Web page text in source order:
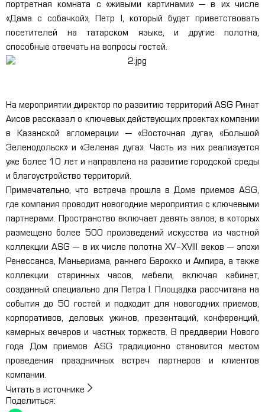
портретная комната с «живыми картинами» — в их числе
«Дама с собачкой», Петр I, который будет приветствовать
посетителей на татарском языке, и другие полотна,
способные отвечать на вопросы гостей.
На мероприятии директор по развитию территорий ASG Ринат
Аисов рассказал о ключевых действующих проектах компании
в Казанской агломерации — «Восточная дуга», «Большой
Зеленодольск» и «Зеленая дуга». Часть из них реализуется
уже более 10 лет и направлена на развитие городской среды
и благоустройство территорий.
Примечательно, что встреча прошла в Доме приемов ASG,
где компания проводит новогодние мероприятия с ключевыми
партнерами. Пространство включает девять залов, в которых
размещено более 500 произведений искусства из частной
коллекции ASG — в их числе полотна XV–XVIII веков — эпохи
Ренессанса, Маньеризма, раннего Барокко и Ампира, а также
коллекции старинных часов, мебели, включая кабинет,
созданный специально для Петра I. Площадка рассчитана на
события до 50 гостей и подходит для новогодних приемов,
корпоративов, деловых ужинов, презентаций, конференций,
камерных вечеров и частных торжеств. В преддверии Нового
года Дом приемов ASG традиционно становится местом
проведения праздничных встреч партнеров и клиентов
компании.
Читать в источнике
Поделиться: